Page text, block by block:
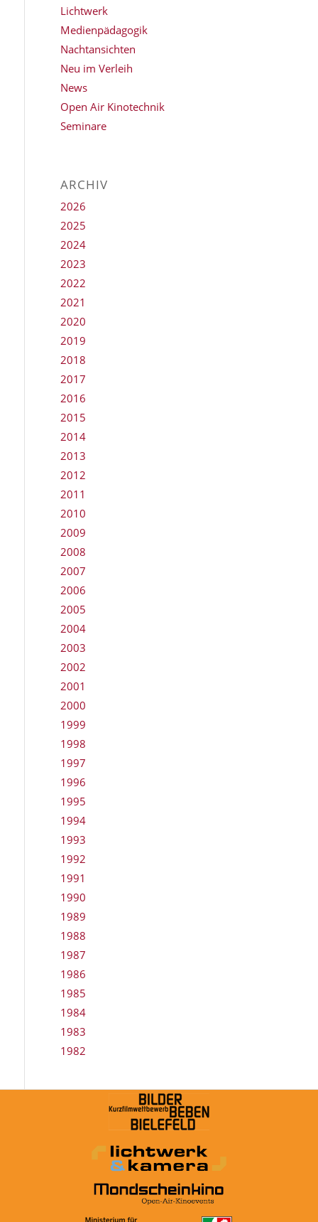
Lichtwerk
Medienpädagogik
Nachtansichten
Neu im Verleih
News
Open Air Kinotechnik
Seminare
ARCHIV
2026
2025
2024
2023
2022
2021
2020
2019
2018
2017
2016
2015
2014
2013
2012
2011
2010
2009
2008
2007
2006
2005
2004
2003
2002
2001
2000
1999
1998
1997
1996
1995
1994
1993
1992
1991
1990
1989
1988
1987
1986
1985
1984
1983
1982